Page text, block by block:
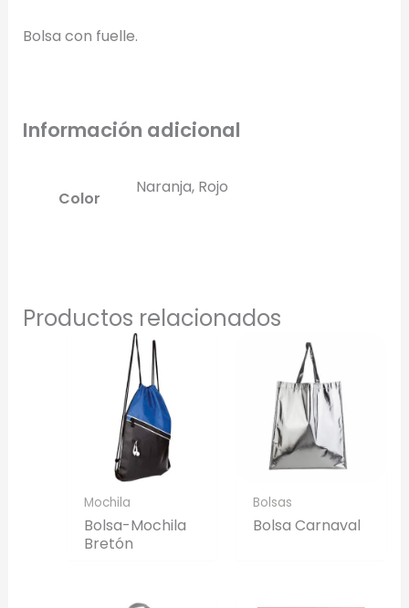
Bolsa con fuelle.
Información adicional
Color
Naranja, Rojo
Productos relacionados
Mochila
Bolsa-Mochila
Bretón
Bolsas
Bolsa Carnaval